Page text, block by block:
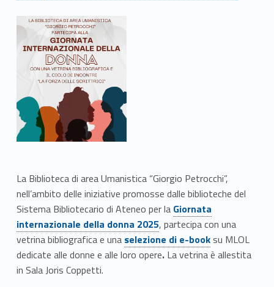
La Biblioteca di area Umanistica “Giorgio Petrocchi”,
nell’ambito delle iniziative promosse dalle biblioteche del
Sistema Bibliotecario di Ateneo per la Link identifier #identifier__142692-1
Giornata
internazionale della donna 2025, partecipa con una
vetrina bibliografica e unaLink identifier #identifier__117317-2
selezione di e-booksu MLOL
dedicate alle donne e alle loro opere. La vetrina è allestita
in Sala Joris Coppetti.